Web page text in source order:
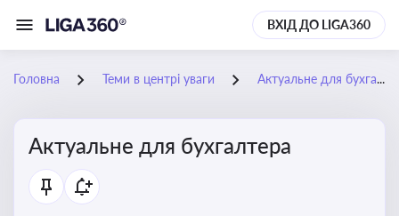
ВХІД ДО LIGA360
Головна Теми в центрі уваги Актуальне для бухгалтера
Актуальне для бухгалтера